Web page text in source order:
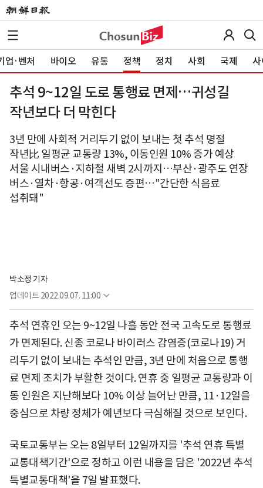
업·벤처 바이오 유통 정책 정치 사회 국제 사
추석 9~12일 도로 통행료 면제…귀성길
작년보다 더 막힌다
3년 만에 사회적 거리두기 없이 보내는 첫 추석 명절
작년比 일평균 교통량 13%, 이동인원 10% 증가 예상
서울 시내버스·지하철 새벽 2시까지…부산·광주도 연장
버스·열차·항공·여객선도 증편…"간단한 식음료
섭취돼"
박소정 기자
업데이트 2022.09.07. 11:00
추석 연휴인 오는 9~12일 나흘 동안 전국 고속도로 통행료
가 면제된다. 신종 코로나 바이러스 감염증(코로나19) 거
리두기 없이 보내는 추석인 만큼, 3년 만에 처음으로 통행
료 면제 조치가 부활한 것이다. 연휴 중 일평균 교통량과 이
동 인원은 지난해보다 10% 이상 늘어난 만큼, 11·12일을
중심으로 차량 정체가 예년보다 극심해질 것으로 보인다.
국토교통부는 오는 8일부터 12일까지를 '추석 연휴 특별
교통대책기간'으로 정하고 이런 내용을 담은 '2022년 추석
특별교통대책'을 7일 발표했다.